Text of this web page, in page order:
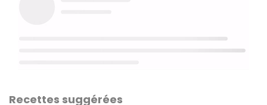
Recettes suggérées